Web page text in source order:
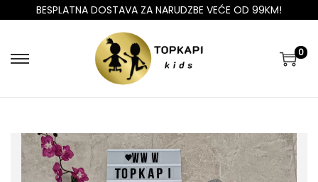
BESPLATNA DOSTAVA ZA NARUDZBE VEĆE OD 99KM!
0